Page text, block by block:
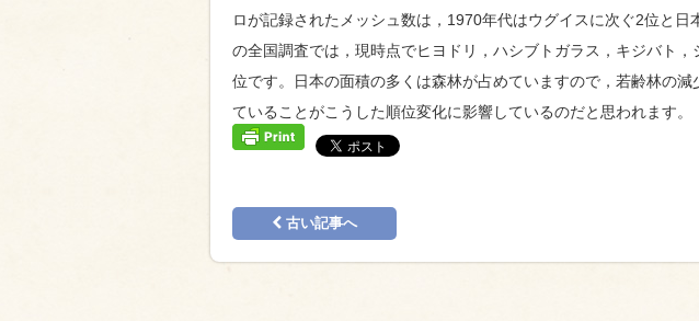
ロが記録されたメッシュ数は，1970年代はウグイスに次ぐ2位と
の全国調査では，現時点でヒヨドリ，ハシブトガラス，キジバト
位です。日本の面積の多くは森林が占めていますので，若齢林の
ていることがこうした順位変化に影響しているのだと思われます。
古い記事へ